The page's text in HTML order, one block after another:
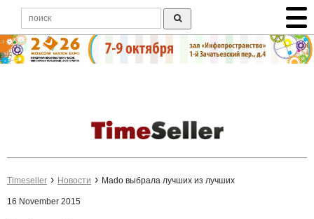
Timeseller Новости Mado выбрала лучших из лучших
16 November 2015